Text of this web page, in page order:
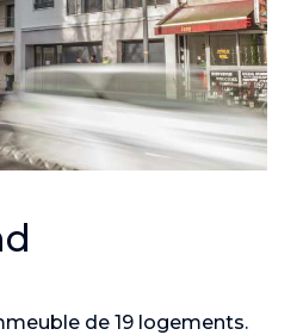
de 19 logements.